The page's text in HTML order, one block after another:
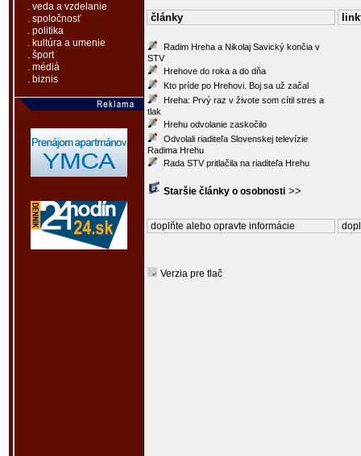
. veda a vzdelanie
. spoločnosť
. politika
. kultúra a umenie
. šport
. médiá
. biznis
články
Radim Hreha a Nikolaj Savický končia v
STV
Hrehove do roka a do dňa
Kto príde po Hrehovi. Boj sa už začal
Hreha: Prvý raz v živote som cítil stres a
tlak
Hrehu odvolanie zaskočilo
Odvolali riaditeľa Slovenskej televízie
Radima Hrehu
Rada STV pritlačila na riaditeľa Hrehu
Staršie články o osobnosti >>
doplňte alebo opravte informácie
Verzia pre tlač